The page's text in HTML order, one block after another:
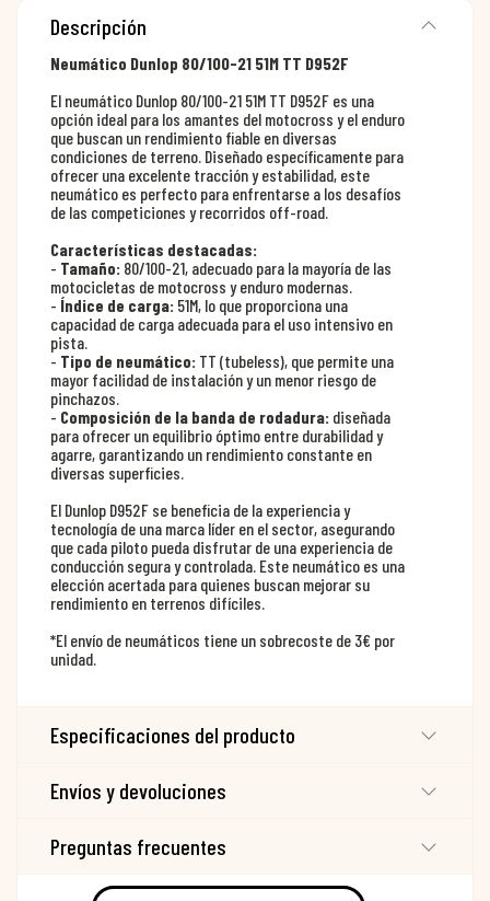
Descripción
Neumático Dunlop 80/100-21 51M TT D952F
El neumático Dunlop 80/100-21 51M TT D952F es una
opción ideal para los amantes del motocross y el enduro
que buscan un rendimiento fiable en diversas
condiciones de terreno. Diseñado específicamente para
ofrecer una excelente tracción y estabilidad, este
neumático es perfecto para enfrentarse a los desafíos
de las competiciones y recorridos off-road.
Características destacadas:
- Tamaño: 80/100-21, adecuado para la mayoría de las
motocicletas de motocross y enduro modernas.
- Índice de carga: 51M, lo que proporciona una
capacidad de carga adecuada para el uso intensivo en
pista.
- Tipo de neumático: TT (tubeless), que permite una
mayor facilidad de instalación y un menor riesgo de
pinchazos.
- Composición de la banda de rodadura: diseñada
para ofrecer un equilibrio óptimo entre durabilidad y
agarre, garantizando un rendimiento constante en
diversas superficies.
El Dunlop D952F se beneficia de la experiencia y
tecnología de una marca líder en el sector, asegurando
que cada piloto pueda disfrutar de una experiencia de
conducción segura y controlada. Este neumático es una
elección acertada para quienes buscan mejorar su
rendimiento en terrenos difíciles.
*El envío de neumáticos tiene un sobrecoste de 3€ por
unidad.
Especificaciones del producto
Envíos y devoluciones
Preguntas frecuentes